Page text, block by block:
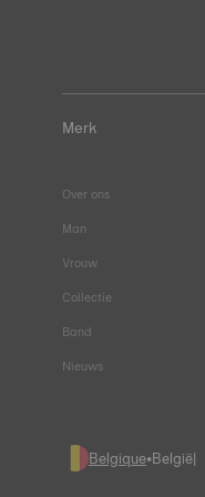
Merk
Over ons
Man
Vrouw
Collectie
Band
Nieuws
Belgique•België